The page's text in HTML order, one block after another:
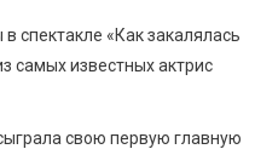
спектакле «Как закалялась
самых известных актрис
свою первую главную